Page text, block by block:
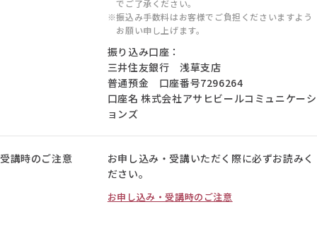
でご了承ください。
振込み手数料はお客様でご負担くださいますよう
お願い申し上げます。
振り込み口座：
三井住友銀行 浅草支店
普通預金 口座番号7296264
口座名 株式会社アサヒビールコミュニケーシ
ョンズ
受講時のご注意
お申し込み・受講いただく際に必ずお読みく
ださい。
お申し込み・受講時のご注意